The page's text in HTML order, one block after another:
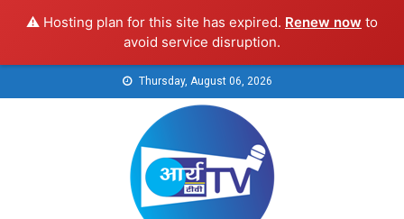
⚠️ Hosting plan for this site has expired. Renew now to
avoid service disruption.
to
Thursday, August 06, 2026